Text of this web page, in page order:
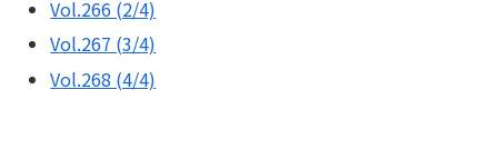
Vol.266 (2/4)
Vol.267 (3/4)
Vol.268 (4/4)